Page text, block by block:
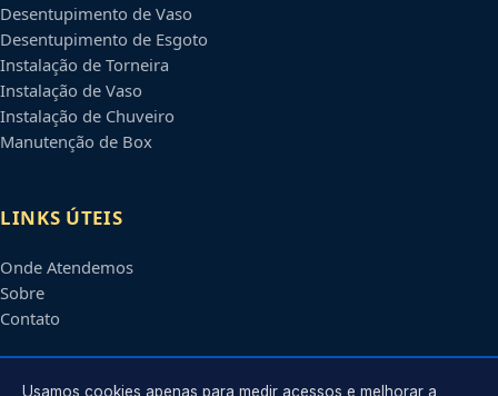
Desentupimento de Vaso
Desentupimento de Esgoto
Instalação de Torneira
Instalação de Vaso
Instalação de Chuveiro
Manutenção de Box
LINKS ÚTEIS
Onde Atendemos
Sobre
Contato
Usamos cookies apenas para medir acessos e melhorar a